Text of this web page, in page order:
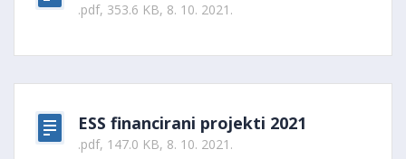
.pdf, 353.6 KB, 8. 10. 2021.
ESS financirani projekti 2021
.pdf, 147.0 KB, 8. 10. 2021.